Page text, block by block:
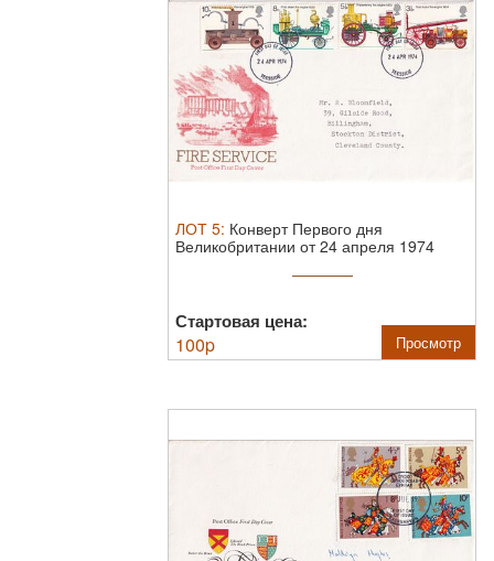
ЛОТ 5: Конверт Первого дня
Великобритании от 24 апреля 1974
Стартовая цена:
100p Просмотр